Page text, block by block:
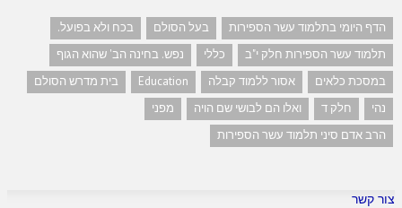
הדף היומי בתלמוד עשר הספירות בעל הסולם
בכח ולא בפועל.
תלמוד עשר הספירות חלק י"ב
כללי
נפש. בחינה הב' שהוא הגוף
במסכת כלאים
אסור ללמוד קבלה Education
בית מדרש הסולם
נהי
חלק ד ואלו הם לבושי שם הויה
מפני
הרב אדם סיני תלמוד עשר הספירות
צור קשר